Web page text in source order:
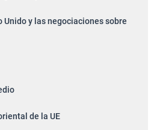
Unido y las negociaciones sobre
de la UE